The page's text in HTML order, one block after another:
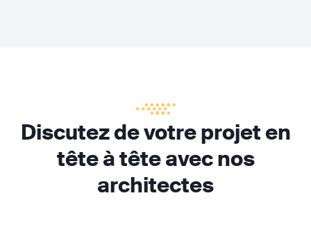
Discutez de votre projet en
tête à tête avec nos
architectes